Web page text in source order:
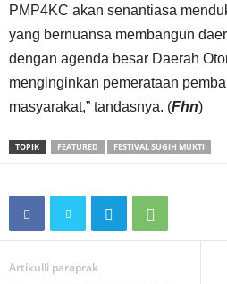
PMP4KC akan senantiasa
yang bernuansa membangun
dengan agenda besar Daerah
menginginkan pemerataan
masyarakat,” tandasnya. (Fhn)
TOPIK FEATURED FESTIVAL SUGIH MUKTI
Artikulli paraprak